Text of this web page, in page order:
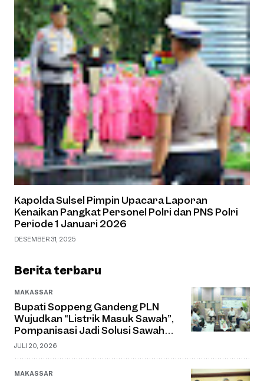
Kapolda Sulsel Pimpin Upacara Laporan
Kenaikan Pangkat Personel Polri dan PNS Polri
Periode 1 Januari 2026
DESEMBER 31, 2025
Berita terbaru
MAKASSAR
Bupati Soppeng Gandeng PLN
Wujudkan “Listrik Masuk Sawah”,
Pompanisasi Jadi Solusi Sawah
Tadah Hujan
JULI 20, 2026
MAKASSAR